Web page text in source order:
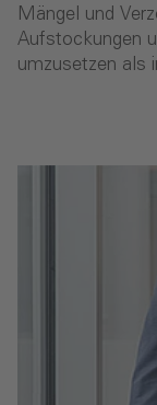
Mängel und
Aufstockungen
umzusetzen als